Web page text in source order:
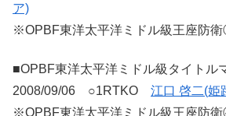
ア)
※OPBF東洋太平洋ミドル級王座防
■OPBF東洋太平洋ミドル級タイトル
2008/09/06 ○1RTKO 江口 啓二(姫
※OPBF東洋太平洋ミドル級王座防